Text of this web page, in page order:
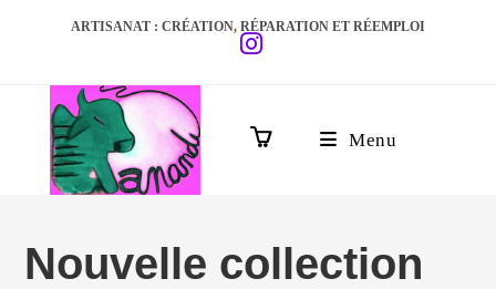
ARTISANAT : CRÉATION, RÉPARATION ET RÉEMPLOI
Menu
Nouvelle collection